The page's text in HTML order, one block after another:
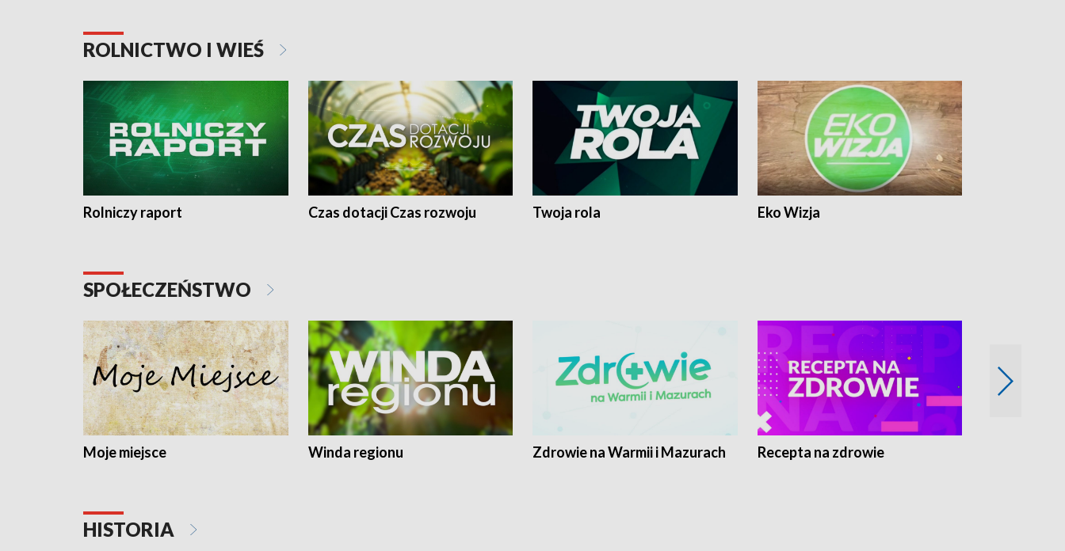
ROLNICTWO I WIEŚ
Rolniczy raport Czas dotacji Czas rozwoju Twoja rola Eko Wizja
SPOŁECZEŃSTWO
Moje miejsce Winda regionu Zdrowie na Warmii i Mazurach Recepta na zdrowie
HISTORIA